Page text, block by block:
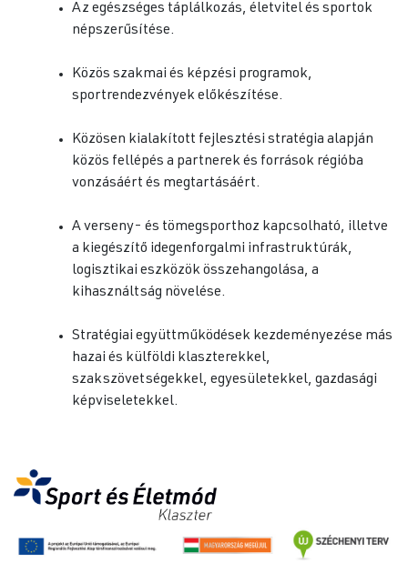
Az egészséges táplálkozás, életvitel és sportok
népszerűsítése.
Közös szakmai és képzési programok,
sportrendezvények előkészítése.
Közösen kialakított fejlesztési stratégia alapján
közös fellépés a partnerek és források régióba
vonzásáért és megtartásáért.
A verseny- és tömegsporthoz kapcsolható, illetve
a kiegészítő idegenforgalmi infrastruktúrák,
logisztikai eszközök összehangolása, a
kihasználtság növelése.
Stratégiai együttműködések kezdeményezése más
hazai és külföldi klaszterekkel,
szakszövetségekkel, egyesületekkel, gazdasági
képviseletekkel.